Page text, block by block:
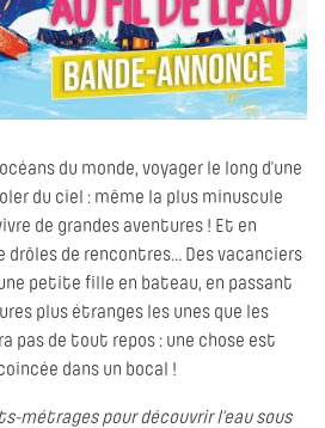
du monde, voyager le long d’une
du ciel : même la plus minuscule
de grandes aventures ! Et en
drôles de rencontres… Des vacanciers
petite fille en bateau, en passant
plus étranges les unes que les
pas de tout repos : une chose est
dans un bocal !
métrages pour découvrir l’eau sous